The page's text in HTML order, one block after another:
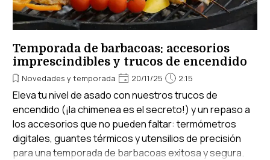
Temporada de barbacoas: accesorios
imprescindibles y trucos de encendido
Novedades y temporada 20/11/25 2:15
Eleva tu nivel de asado con nuestros trucos de
encendido (¡la chimenea es el secreto!) y un repaso a
los accesorios que no pueden faltar: termómetros
digitales, guantes térmicos y utensilios de precisión
para una temporada de barbacoas exitosa y segura.